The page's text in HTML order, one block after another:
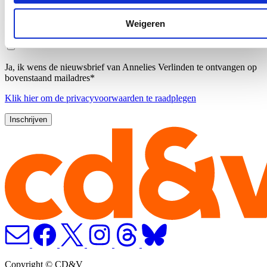
Weigeren
E-mailadres
Ja, ik wens de nieuwsbrief van Annelies Verlinden te ontvangen op
bovenstaand mailadres*
Klik hierom de privacyvoorwaarden te raadplegen
Copyright © CD&V